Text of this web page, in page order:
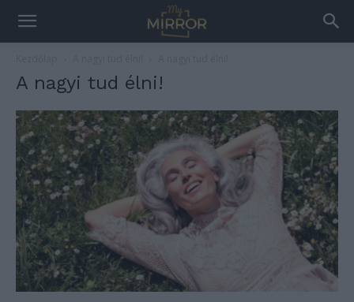
A nagyi tud élni!